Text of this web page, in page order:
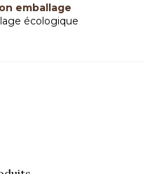
emballage
écologique